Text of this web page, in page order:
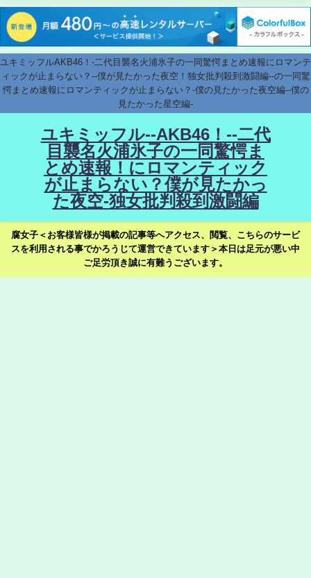
ユキミッフルAKB46！-二代目襲名火浦氷子の一同驚愕まとめ速報にロマンテ
ィックが止まらない？--僕が見たかった夜空！独女批判殺到激闘編--の一同驚
愕まとめ速報にロマンティックが止まらない？-僕の見たかった夜空編--僕の
見たかった星空編-
ユキミッフル--AKB46！--二代
目襲名火浦氷子の一同驚愕ま
とめ速報！にロマンティック
が止まらない？僕が見たかっ
た夜空-独女批判殺到激闘編
腐女子＜お客様皆様が掲載の記事等へアクセス、閲覧、こちらのサービ
スを利用される事でかろうじて運営できています＞本日は足元が悪い中
ご足労頂き誠に有難うございます。